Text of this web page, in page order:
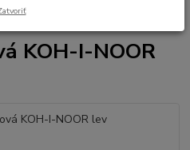
KOH-I-NOOR